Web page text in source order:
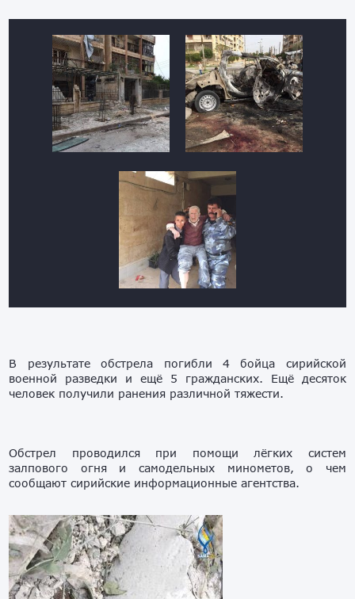
В результате обстрела погибли 4 бойца сирийской
военной разведки и ещё 5 гражданских. Ещё десяток
человек получили ранения различной тяжести.
Обстрел проводился при помощи лёгких систем
залпового огня и самодельных минометов, о чем
сообщают сирийские информационные агентства.